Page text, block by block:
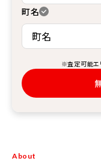
町名
※査定可能エ
About